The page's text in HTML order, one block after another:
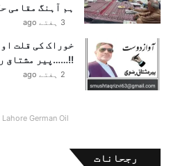
ہم آہنگ مقامی
3 ہفتے ago
خوراک کی قلت
!!……پیر مشتاق
2 ہفتے ago
German Oil
رجحانات